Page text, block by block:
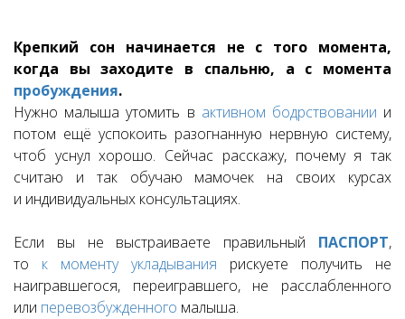
Крепкий сон начинается не с того момента,
когда вы заходите в спальню, а с момента
пробуждения.
Нужно малыша утомить в активном бодрствовании и
потом ещё успокоить разогнанную нервную систему,
чтоб уснул хорошо. Сейчас расскажу, почему я так
считаю и так обучаю мамочек на своих курсах
и индивидуальных консультациях.
Если вы не выстраиваете правильный ПАСПОРТ,
то к моменту укладывания рискуете получить не
наигравшегося, переигравшего, не расслабленного
или перевозбужденного малыша.